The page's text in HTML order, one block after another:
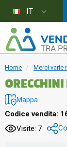
Home Merci varie
Mappa
Codice vendita:
Visite: 7
IT